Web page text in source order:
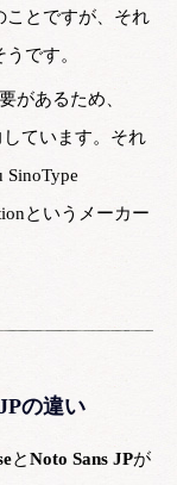
ことですが、それ
です。
があるため、
ています。それ
というメーカー
の違い
とNoto Sans JPが